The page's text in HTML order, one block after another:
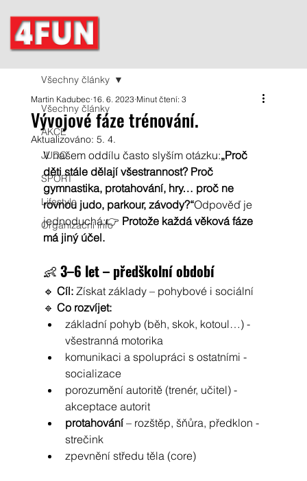
Všechny články
AKCE
JUDO
SPORT
Lifestyle
Organizační info
Všechny články
Vývojové fáze trénování.
Martin Kadubec 16. 6. 2023 Minut čtení: 3
Aktualizováno: 5. 4.
V našem oddílu často slyším otázku:„Proč
děti stále dělají všestrannost? Proč
gymnastika, protahování, hry… proč ne
rovnou judo, parkour, závody?“Odpověď je
jednoduchá:👉 Protože každá věková fáze
má jiný účel.
👶 3–6 let – předškolní období
🔹 Cíl: Získat základy – pohybové i sociální
🔹 Co rozvíjet:
základní pohyb (běh, skok, kotoul…) -
všestranná motorika
komunikaci a spolupráci s ostatními -
socializace
porozumění autoritě (trenér, učitel) -
akceptace autorit
protahování – rozštěp, šňůra, předklon -
strečink
zpevnění středu těla (core)